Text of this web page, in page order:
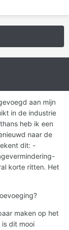
aan mijn
in de industrie
heb ik een
naar de
dit: -
korte ritten. Het
maken op het
dit mooi